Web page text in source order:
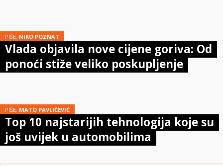
PIŠE: NIKO POZNAT
Vlada objavila nove cijene goriva: Od
ponoći stiže veliko poskupljenje
PIŠE: MATO PAVLIČEVIĆ
Top 10 najstarijih tehnologija koje su
još uvijek u automobilima